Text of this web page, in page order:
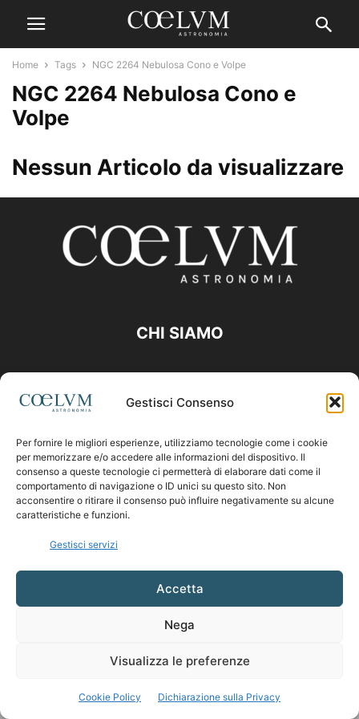
Gestisci Consenso
Per fornire le migliori esperienze, utilizziamo tecnologie come i cookie
per memorizzare e/o accedere alle informazioni del dispositivo. Il
consenso a queste tecnologie ci permetterà di elaborare dati come il
comportamento di navigazione o ID unici su questo sito. Non
acconsentire o ritirare il consenso può influire negativamente su alcune
caratteristiche e funzioni.
Gestisci servizi
Accetta
Nega
Visualizza le preferenze
Cookie Policy Dichiarazione sulla Privacy
Home Tags NGC 2264 Nebulosa Cono e Volpe
NGC 2264 Nebulosa Cono e
Volpe
Nessun Articolo da visualizzare
CHI SIAMO